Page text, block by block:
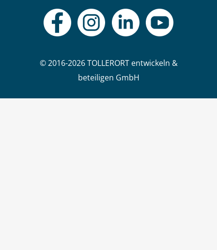
© 2016-2026 TOLLERORT entwickeln &
beteiligen GmbH